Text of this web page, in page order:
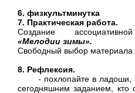
6. физкультминутка
7. Практическая работа.
Создание
«Мелодии зимы».
Свободный выбор материала
8. Рефлексия.
- похлопайте в ладоши,
сегодняшним заданием, кто